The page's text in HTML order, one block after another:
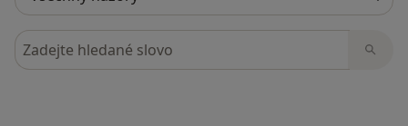
Hledejte v názorech